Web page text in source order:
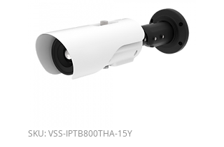
SKU: VSS-IPTB800THA-15Y